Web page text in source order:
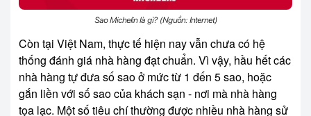
Sao Michelin là gì? (Nguồn: Internet)
Còn tại Việt Nam, thực tế hiện nay vẫn chưa có hệ
thống đánh giá nhà hàng đạt chuẩn. Vì vậy, hầu hết các
nhà hàng tự đưa số sao ở mức từ 1 đến 5 sao, hoặc
gắn liền với số sao của khách sạn - nơi mà nhà hàng
tọa lạc. Một số tiêu chí thường được nhiều nhà hàng sử